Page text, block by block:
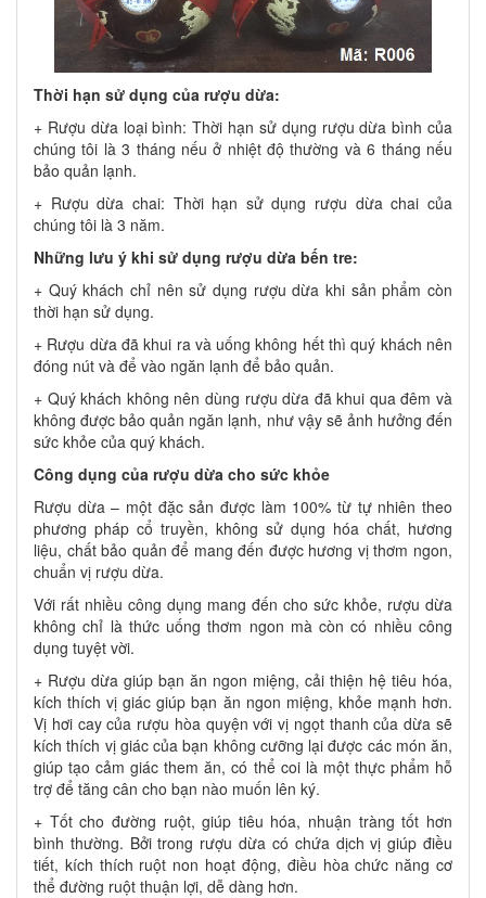
Thời hạn sử dụng của rượu dừa:
+ Rượu dừa loại bình: Thời hạn sử dụng rượu dừa bình của
chúng tôi là 3 tháng nếu ở nhiệt độ thường và 6 tháng nếu
bảo quản lạnh.
+ Rượu dừa chai: Thời hạn sử dụng rượu dừa chai của
chúng tôi là 3 năm.
Những lưu ý khi sử dụng rượu dừa bến tre:
+ Quý khách chỉ nên sử dụng rượu dừa khi sản phẩm còn
thời hạn sử dụng.
+ Rượu dừa đã khui ra và uống không hết thì quý khách nên
đóng nút và để vào ngăn lạnh để bảo quản.
+ Quý khách không nên dùng rượu dừa đã khui qua đêm và
không được bảo quản ngăn lạnh, như vậy sẽ ảnh hưởng đến
sức khỏe của quý khách.
Công dụng của rượu dừa cho sức khỏe
Rượu dừa – một đặc sản được làm 100% từ tự nhiên theo
phương pháp cổ truyền, không sử dụng hóa chất, hương
liệu, chất bảo quản để mang đến được hương vị thơm ngon,
chuẩn vị rượu dừa.
Với rất nhiều công dụng mang đến cho sức khỏe, rượu dừa
không chỉ là thức uống thơm ngon mà còn có nhiều công
dụng tuyệt vời.
+ Rượu dừa giúp bạn ăn ngon miệng, cải thiện hệ tiêu hóa,
kích thích vị giác giúp bạn ăn ngon miệng, khỏe mạnh hơn.
Vị hơi cay của rượu hòa quyện với vị ngọt thanh của dừa sẽ
kích thích vị giác của bạn không cưỡng lại được các món ăn,
giúp tạo cảm giác them ăn, có thể coi là một thực phẩm hỗ
trợ để tăng cân cho bạn nào muốn lên ký.
+ Tốt cho đường ruột, giúp tiêu hóa, nhuận tràng tốt hơn
bình thường. Bởi trong rượu dừa có chứa dịch vị giúp điều
tiết, kích thích ruột non hoạt động, điều hòa chức năng cơ
thể đường ruột thuận lợi, dễ dàng hơn.